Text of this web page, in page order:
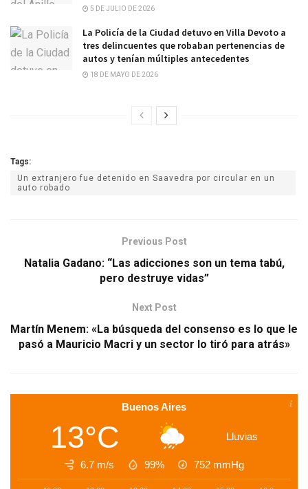
5 DE JULIO DE 2026
La Policía de la Ciudad detuvo en Villa Devoto a
tres delincuentes que robaban pertenencias de
autos y tenían múltiples antecedentes
18 DE MAYO DE 2026
Tags:
Un extranjero fue detenido en Saavedra por circular en un
auto robado
Previous Post
Natalia Gadano: “Las adicciones son un tema tabú,
pero destruye vidas”
Next Post
Martín Menem: «La búsqueda del consenso es lo que le
pasó a Mauricio Macri y un sector lo tiró para atrás»
Buenos Aires
13°C Lluvias
6.7 m/s 99% 752 mmHg